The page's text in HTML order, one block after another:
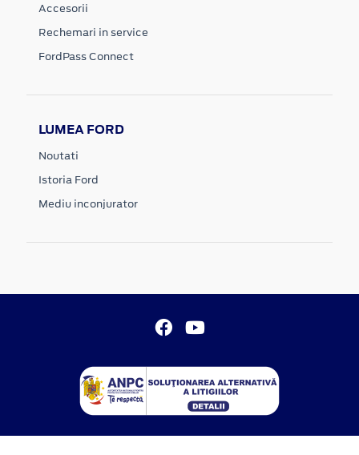
Accesorii
Rechemari in service
FordPass Connect
LUMEA FORD
Noutati
Istoria Ford
Mediu inconjurator